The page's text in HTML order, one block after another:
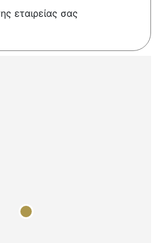
εταιρείας σας